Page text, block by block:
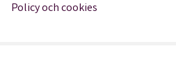
Policy och cookies